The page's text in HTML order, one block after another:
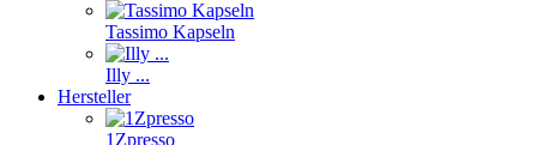
Tassimo Kapseln
Illy ...
Hersteller
1Zpresso